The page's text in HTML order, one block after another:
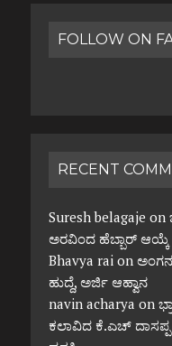
FOLLOW ON
RECENT
Suresh belagaje on
ಅರವಿಂದ ಹೆಬ್ಬಾರ್ ಆಯ್ಕೆ
Bhavya raion
ಹುದ್ದೆ, ಅರ್ಜಿ ಆಹ್ವಾನ
navin acharya on
ಕಲಾವಿದ ಕೆ.ಎಚ್